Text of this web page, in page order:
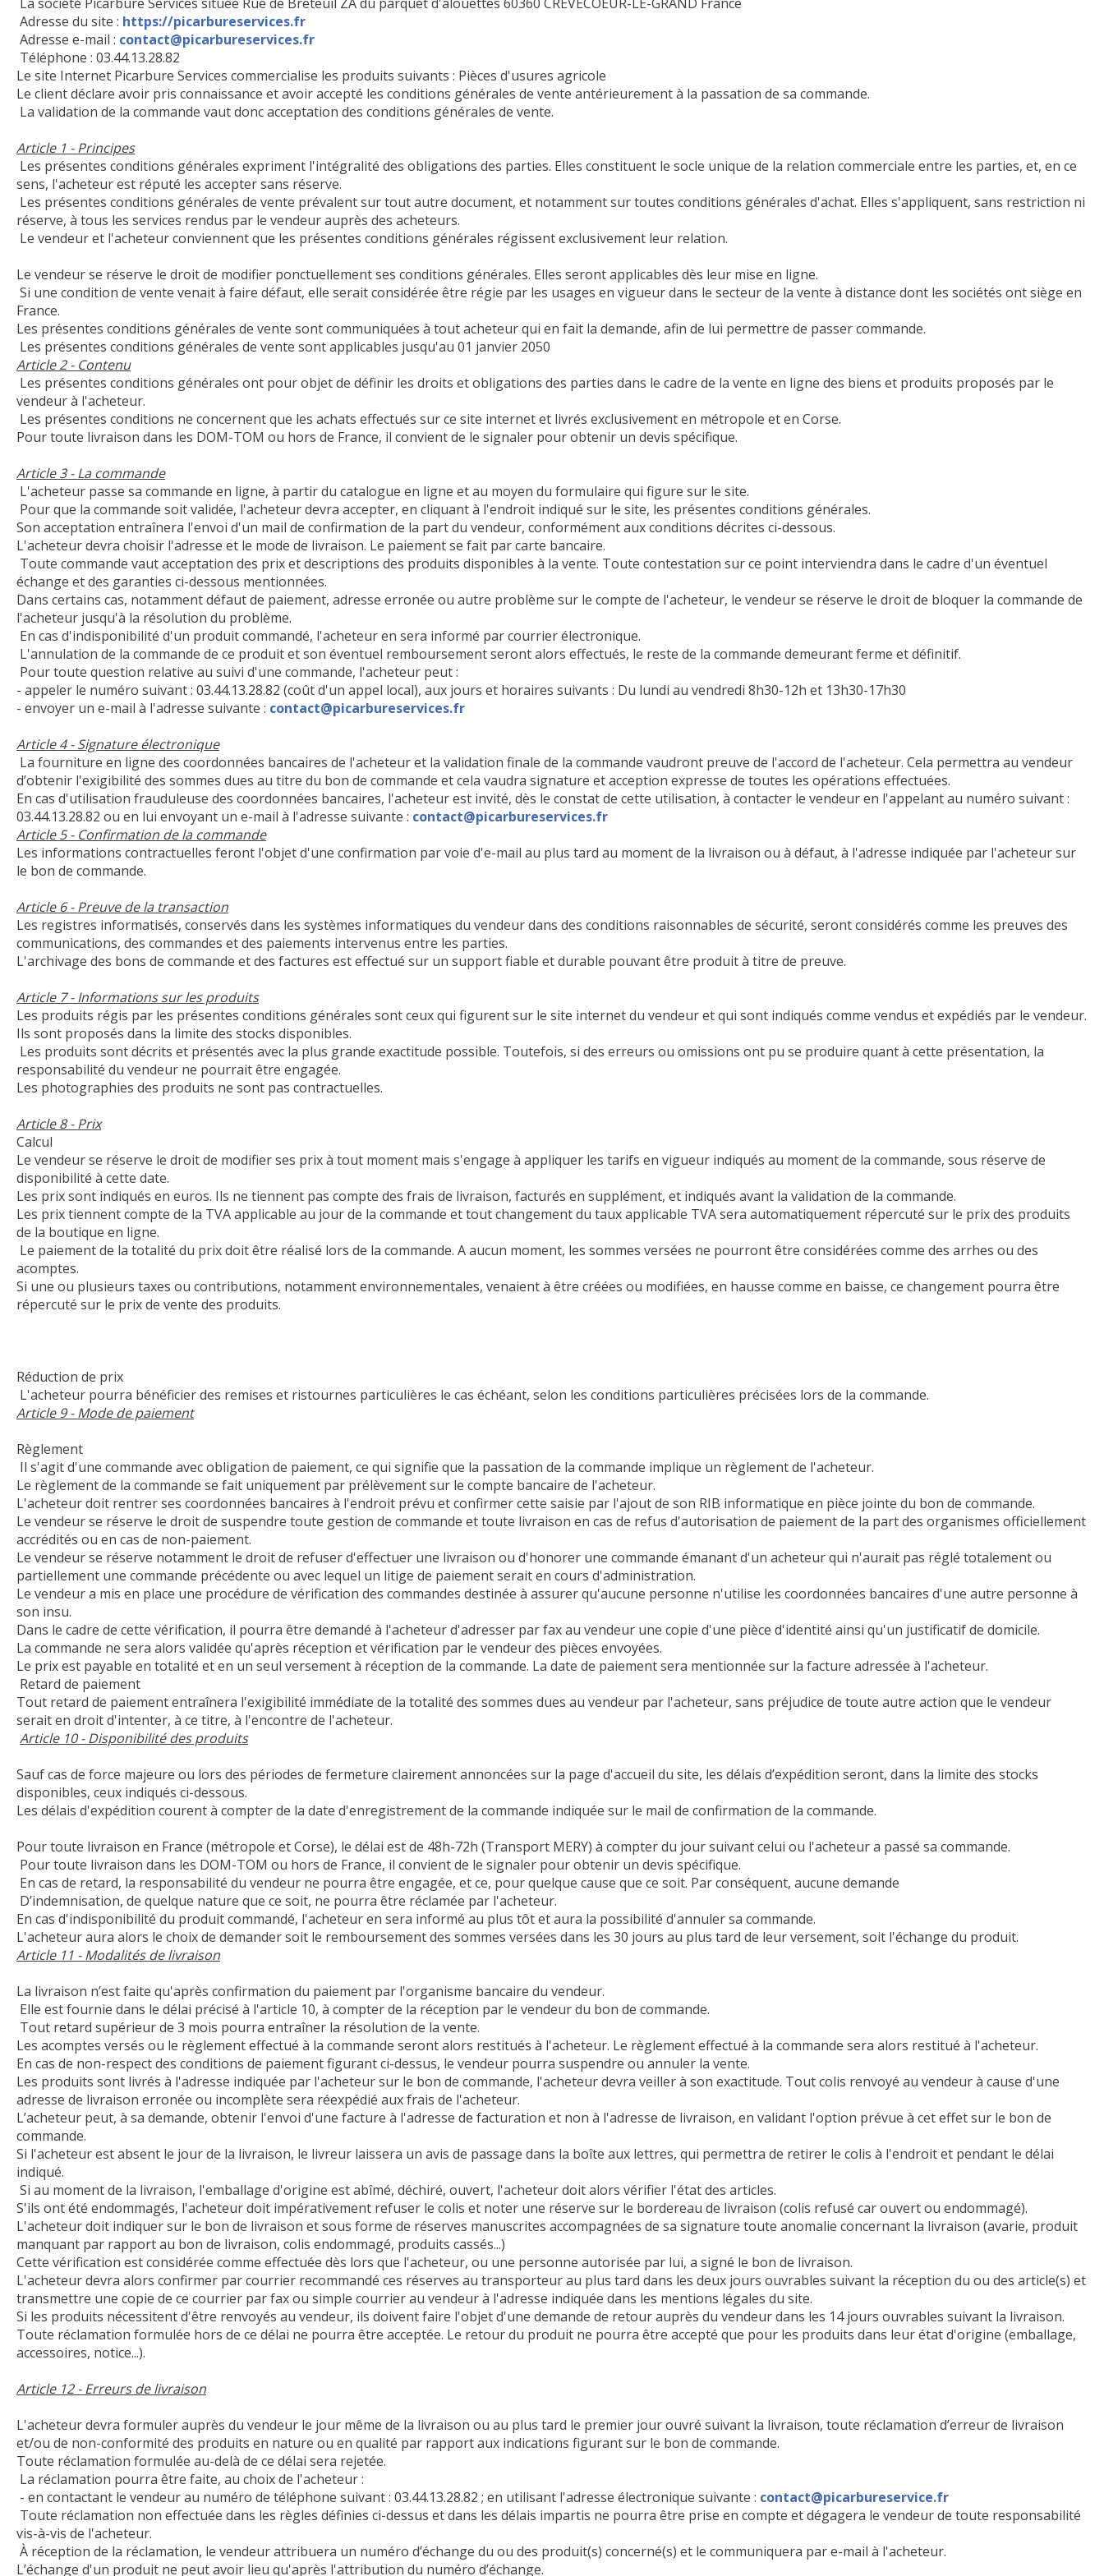
Adresse du site : https://picarbureservices.fr
Adresse e-mail : contact@picarbureservices.fr
Téléphone : 03.44.13.28.82
Le site Internet Picarbure Services commercialise les produits suivants : Pièces d'usures agricole
Le client déclare avoir pris connaissance et avoir accepté les conditions générales de vente antérieurement à la passation de sa commande.
La validation de la commande vaut donc acceptation des conditions générales de vente.
Article 1 - Principes
Les présentes conditions générales expriment l'intégralité des obligations des parties. Elles constituent le socle unique de la relation commerciale entre les parties, et, en ce
sens, l'acheteur est réputé les accepter sans réserve.
Les présentes conditions générales de vente prévalent sur tout autre document, et notamment sur toutes conditions générales d'achat. Elles s'appliquent, sans restriction ni
réserve, à tous les services rendus par le vendeur auprès des acheteurs.
Le vendeur et l'acheteur conviennent que les présentes conditions générales régissent exclusivement leur relation.
Le vendeur se réserve le droit de modifier ponctuellement ses conditions générales. Elles seront applicables dès leur mise en ligne.
Si une condition de vente venait à faire défaut, elle serait considérée être régie par les usages en vigueur dans le secteur de la vente à distance dont les sociétés ont siège en
France.
Les présentes conditions générales de vente sont communiquées à tout acheteur qui en fait la demande, afin de lui permettre de passer commande.
Les présentes conditions générales de vente sont applicables jusqu'au 01 janvier 2050
Article 2 - Contenu
Les présentes conditions générales ont pour objet de définir les droits et obligations des parties dans le cadre de la vente en ligne des biens et produits proposés par le
vendeur à l'acheteur.
Les présentes conditions ne concernent que les achats effectués sur ce site internet et livrés exclusivement en métropole et en Corse.
Pour toute livraison dans les DOM-TOM ou hors de France, il convient de le signaler pour obtenir un devis spécifique.
Article 3 - La commande
L'acheteur passe sa commande en ligne, à partir du catalogue en ligne et au moyen du formulaire qui figure sur le site.
Pour que la commande soit validée, l'acheteur devra accepter, en cliquant à l'endroit indiqué sur le site, les présentes conditions générales.
Son acceptation entraînera l'envoi d'un mail de confirmation de la part du vendeur, conformément aux conditions décrites ci-dessous.
L'acheteur devra choisir l'adresse et le mode de livraison. Le paiement se fait par carte bancaire.
Toute commande vaut acceptation des prix et descriptions des produits disponibles à la vente. Toute contestation sur ce point interviendra dans le cadre d'un éventuel
échange et des garanties ci-dessous mentionnées.
Dans certains cas, notamment défaut de paiement, adresse erronée ou autre problème sur le compte de l'acheteur, le vendeur se réserve le droit de bloquer la commande de
l'acheteur jusqu'à la résolution du problème.
En cas d'indisponibilité d'un produit commandé, l'acheteur en sera informé par courrier électronique.
L'annulation de la commande de ce produit et son éventuel remboursement seront alors effectués, le reste de la commande demeurant ferme et définitif.
Pour toute question relative au suivi d'une commande, l'acheteur peut :
- appeler le numéro suivant : 03.44.13.28.82 (coût d'un appel local), aux jours et horaires suivants : Du lundi au vendredi 8h30-12h et 13h30-17h30
- envoyer un e-mail à l'adresse suivante : contact@picarbureservices.fr
Article 4 - Signature électronique
La fourniture en ligne des coordonnées bancaires de l'acheteur et la validation finale de la commande vaudront preuve de l'accord de l'acheteur. Cela permettra au vendeur
d’obtenir l'exigibilité des sommes dues au titre du bon de commande et cela vaudra signature et acception expresse de toutes les opérations effectuées.
En cas d'utilisation frauduleuse des coordonnées bancaires, l'acheteur est invité, dès le constat de cette utilisation, à contacter le vendeur en l'appelant au numéro suivant :
03.44.13.28.82 ou en lui envoyant un e-mail à l'adresse suivante : contact@picarbureservices.fr
Article 5 - Confirmation de la commande
Les informations contractuelles feront l'objet d'une confirmation par voie d'e-mail au plus tard au moment de la livraison ou à défaut, à l'adresse indiquée par l'acheteur sur
le bon de commande.
Article 6 - Preuve de la transaction
Les registres informatisés, conservés dans les systèmes informatiques du vendeur dans des conditions raisonnables de sécurité, seront considérés comme les preuves des
communications, des commandes et des paiements intervenus entre les parties.
L'archivage des bons de commande et des factures est effectué sur un support fiable et durable pouvant être produit à titre de preuve.
Article 7 - Informations sur les produits
Les produits régis par les présentes conditions générales sont ceux qui figurent sur le site internet du vendeur et qui sont indiqués comme vendus et expédiés par le vendeur.
Ils sont proposés dans la limite des stocks disponibles.
Les produits sont décrits et présentés avec la plus grande exactitude possible. Toutefois, si des erreurs ou omissions ont pu se produire quant à cette présentation, la
responsabilité du vendeur ne pourrait être engagée.
Les photographies des produits ne sont pas contractuelles.
Article 8 - Prix
Calcul
Le vendeur se réserve le droit de modifier ses prix à tout moment mais s'engage à appliquer les tarifs en vigueur indiqués au moment de la commande, sous réserve de
disponibilité à cette date.
Les prix sont indiqués en euros. Ils ne tiennent pas compte des frais de livraison, facturés en supplément, et indiqués avant la validation de la commande.
Les prix tiennent compte de la TVA applicable au jour de la commande et tout changement du taux applicable TVA sera automatiquement répercuté sur le prix des produits
de la boutique en ligne.
Le paiement de la totalité du prix doit être réalisé lors de la commande. A aucun moment, les sommes versées ne pourront être considérées comme des arrhes ou des
acomptes.
Si une ou plusieurs taxes ou contributions, notamment environnementales, venaient à être créées ou modifiées, en hausse comme en baisse, ce changement pourra être
répercuté sur le prix de vente des produits.
Réduction de prix
L'acheteur pourra bénéficier des remises et ristournes particulières le cas échéant, selon les conditions particulières précisées lors de la commande.
Article 9 - Mode de paiement
Règlement
Il s'agit d'une commande avec obligation de paiement, ce qui signifie que la passation de la commande implique un règlement de l'acheteur.
Le règlement de la commande se fait uniquement par prélèvement sur le compte bancaire de l'acheteur.
L'acheteur doit rentrer ses coordonnées bancaires à l'endroit prévu et confirmer cette saisie par l'ajout de son RIB informatique en pièce jointe du bon de commande.
Le vendeur se réserve le droit de suspendre toute gestion de commande et toute livraison en cas de refus d'autorisation de paiement de la part des organismes officiellement
accrédités ou en cas de non-paiement.
Le vendeur se réserve notamment le droit de refuser d'effectuer une livraison ou d'honorer une commande émanant d'un acheteur qui n'aurait pas réglé totalement ou
partiellement une commande précédente ou avec lequel un litige de paiement serait en cours d'administration.
Le vendeur a mis en place une procédure de vérification des commandes destinée à assurer qu'aucune personne n'utilise les coordonnées bancaires d'une autre personne à
son insu.
Dans le cadre de cette vérification, il pourra être demandé à l'acheteur d'adresser par fax au vendeur une copie d'une pièce d'identité ainsi qu'un justificatif de domicile.
La commande ne sera alors validée qu'après réception et vérification par le vendeur des pièces envoyées.
Le prix est payable en totalité et en un seul versement à réception de la commande. La date de paiement sera mentionnée sur la facture adressée à l'acheteur.
Retard de paiement
Tout retard de paiement entraînera l'exigibilité immédiate de la totalité des sommes dues au vendeur par l'acheteur, sans préjudice de toute autre action que le vendeur
serait en droit d'intenter, à ce titre, à l'encontre de l'acheteur.
Article 10 - Disponibilité des produits
Sauf cas de force majeure ou lors des périodes de fermeture clairement annoncées sur la page d'accueil du site, les délais d’expédition seront, dans la limite des stocks
disponibles, ceux indiqués ci-dessous.
Les délais d'expédition courent à compter de la date d'enregistrement de la commande indiquée sur le mail de confirmation de la commande.
Pour toute livraison en France (métropole et Corse), le délai est de 48h-72h (Transport MERY) à compter du jour suivant celui ou l'acheteur a passé sa commande.
Pour toute livraison dans les DOM-TOM ou hors de France, il convient de le signaler pour obtenir un devis spécifique.
En cas de retard, la responsabilité du vendeur ne pourra être engagée, et ce, pour quelque cause que ce soit. Par conséquent, aucune demande
D’indemnisation, de quelque nature que ce soit, ne pourra être réclamée par l'acheteur.
En cas d'indisponibilité du produit commandé, l'acheteur en sera informé au plus tôt et aura la possibilité d'annuler sa commande.
L'acheteur aura alors le choix de demander soit le remboursement des sommes versées dans les 30 jours au plus tard de leur versement, soit l'échange du produit.
Article 11 - Modalités de livraison
La livraison n’est faite qu'après confirmation du paiement par l'organisme bancaire du vendeur.
Elle est fournie dans le délai précisé à l'article 10, à compter de la réception par le vendeur du bon de commande.
Tout retard supérieur de 3 mois pourra entraîner la résolution de la vente.
Les acomptes versés ou le règlement effectué à la commande seront alors restitués à l'acheteur. Le règlement effectué à la commande sera alors restitué à l'acheteur.
En cas de non-respect des conditions de paiement figurant ci-dessus, le vendeur pourra suspendre ou annuler la vente.
Les produits sont livrés à l'adresse indiquée par l'acheteur sur le bon de commande, l'acheteur devra veiller à son exactitude. Tout colis renvoyé au vendeur à cause d'une
adresse de livraison erronée ou incomplète sera réexpédié aux frais de l'acheteur.
L’acheteur peut, à sa demande, obtenir l'envoi d'une facture à l'adresse de facturation et non à l'adresse de livraison, en validant l'option prévue à cet effet sur le bon de
commande.
Si l'acheteur est absent le jour de la livraison, le livreur laissera un avis de passage dans la boîte aux lettres, qui permettra de retirer le colis à l'endroit et pendant le délai
indiqué.
Si au moment de la livraison, l'emballage d'origine est abîmé, déchiré, ouvert, l'acheteur doit alors vérifier l'état des articles.
S'ils ont été endommagés, l'acheteur doit impérativement refuser le colis et noter une réserve sur le bordereau de livraison (colis refusé car ouvert ou endommagé).
L'acheteur doit indiquer sur le bon de livraison et sous forme de réserves manuscrites accompagnées de sa signature toute anomalie concernant la livraison (avarie, produit
manquant par rapport au bon de livraison, colis endommagé, produits cassés...)
Cette vérification est considérée comme effectuée dès lors que l'acheteur, ou une personne autorisée par lui, a signé le bon de livraison.
L'acheteur devra alors confirmer par courrier recommandé ces réserves au transporteur au plus tard dans les deux jours ouvrables suivant la réception du ou des article(s) et
transmettre une copie de ce courrier par fax ou simple courrier au vendeur à l'adresse indiquée dans les mentions légales du site.
Si les produits nécessitent d'être renvoyés au vendeur, ils doivent faire l'objet d'une demande de retour auprès du vendeur dans les 14 jours ouvrables suivant la livraison.
Toute réclamation formulée hors de ce délai ne pourra être acceptée. Le retour du produit ne pourra être accepté que pour les produits dans leur état d'origine (emballage,
accessoires, notice...).
Article 12 - Erreurs de livraison
L'acheteur devra formuler auprès du vendeur le jour même de la livraison ou au plus tard le premier jour ouvré suivant la livraison, toute réclamation d’erreur de livraison
et/ou de non-conformité des produits en nature ou en qualité par rapport aux indications figurant sur le bon de commande.
Toute réclamation formulée au-delà de ce délai sera rejetée.
La réclamation pourra être faite, au choix de l'acheteur :
- en contactant le vendeur au numéro de téléphone suivant : 03.44.13.28.82 ; en utilisant l'adresse électronique suivante : contact@picarbureservice.fr
Toute réclamation non effectuée dans les règles définies ci-dessus et dans les délais impartis ne pourra être prise en compte et dégagera le vendeur de toute responsabilité
vis-à-vis de l'acheteur.
À réception de la réclamation, le vendeur attribuera un numéro d’échange du ou des produit(s) concerné(s) et le communiquera par e-mail à l'acheteur.
L’échange d'un produit ne peut avoir lieu qu'après l'attribution du numéro d’échange.